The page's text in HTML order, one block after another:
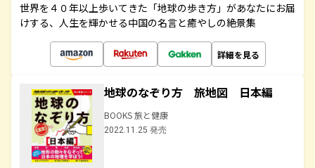
世界を４０年以上歩いてきた「地球の歩き方」があなたにお届
けする、人生を輝かせる中国の名言と癒やしの絶景集
詳細を見る
地球のなぞり方 旅地図 日本編
BOOKS 旅と健康
2022.11.25 発売